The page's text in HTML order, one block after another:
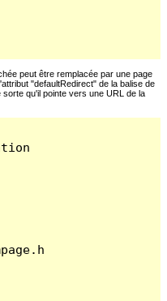
peut être remplacée par une page
"defaultRedirect" de la balise de
qu'il pointe vers une URL de la